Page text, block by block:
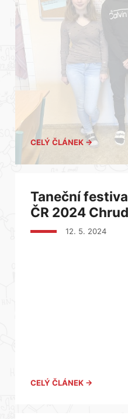
CELÝ ČLÁNEK →
Taneční
ČR 2024
12. 5. 2024
CELÝ ČLÁNEK →